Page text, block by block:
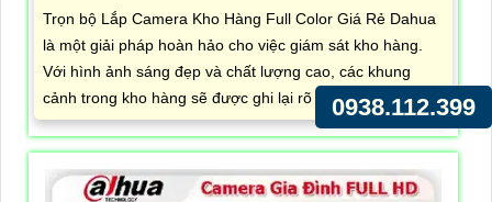
Trọn bộ Lắp Camera Kho Hàng Full Color Giá Rẻ Dahua
là một giải pháp hoàn hảo cho việc giám sát kho hàng.
Với hình ảnh sáng đẹp và chất lượng cao, các khung
cảnh trong kho hàng sẽ được ghi lại rõ nét và chi tiết
0938.112.399